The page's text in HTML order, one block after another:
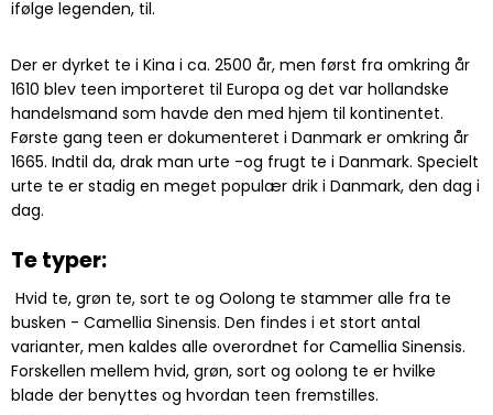
ifølge legenden, til.
Der er dyrket te i Kina i ca. 2500 år, men først fra omkring år
1610 blev teen importeret til Europa og det var hollandske
handelsmand som havde den med hjem til kontinentet.
Første gang teen er dokumenteret i Danmark er omkring år
1665. Indtil da, drak man urte -og frugt te i Danmark. Specielt
urte te er stadig en meget populær drik i Danmark, den dag i
dag.
Te typer:
Hvid te, grøn te, sort te og Oolong te stammer alle fra te
busken - Camellia Sinensis. Den findes i et stort antal
varianter, men kaldes alle overordnet for Camellia Sinensis.
Forskellen mellem hvid, grøn, sort og oolong te er hvilke
blade der benyttes og hvordan teen fremstilles.